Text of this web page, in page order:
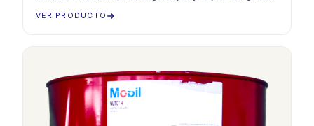
VER PRODUCTO